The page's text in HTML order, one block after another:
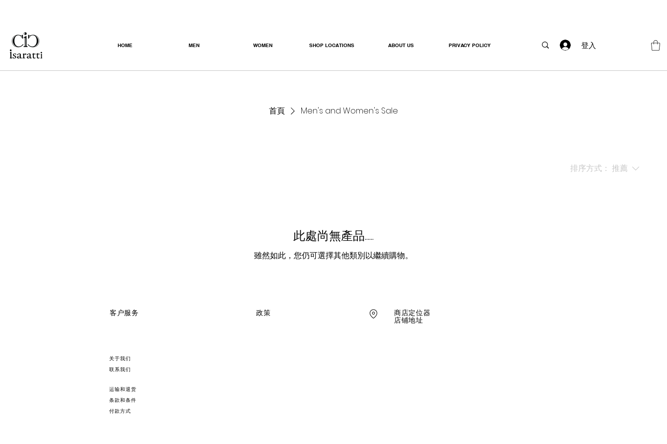
HOME MEN WOMEN SHOP LOCATIONS ABOUT US PRIVACY POLICY 登入
首頁 Men's and Women's Sale
排序方式： 推薦
此處尚無產品......
雖然如此，您仍可選擇其他類別以繼續購物。
客户服务 政策
商店定位器
店铺地址
关于我们
联系我们
运输和退货
条款和条件
付款方式